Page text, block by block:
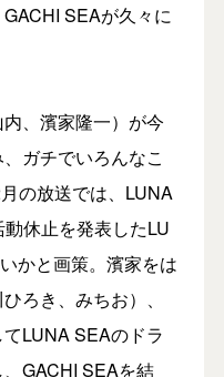
SEAが久々に
、濱家隆一）が今
ガチでいろんなこ
の放送では、LUNA
休止を発表したLU
かと画策。濱家をは
ろき、みちお）、
LUNA SEAのドラ
GACHI SEAを結